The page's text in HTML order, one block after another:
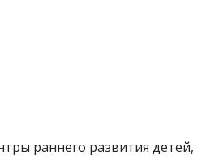
раннего развития детей,